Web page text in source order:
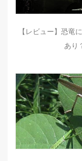
【レビュー】恐竜
あり